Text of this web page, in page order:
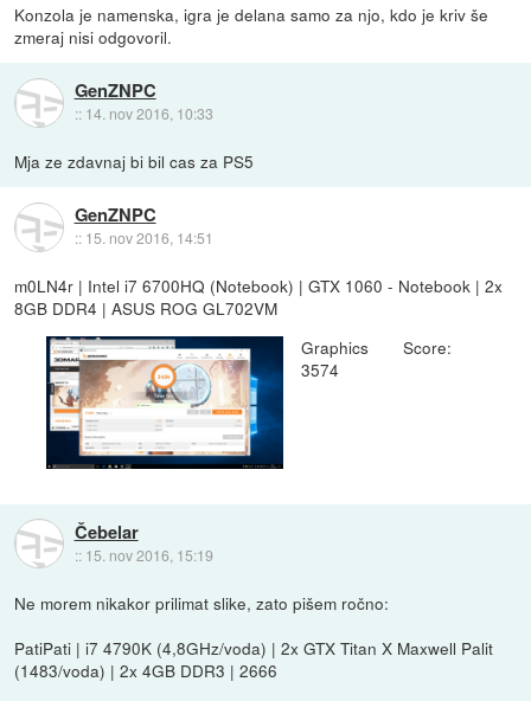
Konzola je namenska, igra je delana samo za njo, kdo je kriv še
zmeraj nisi odgovoril.
GenZNPC
:: 14. nov 2016, 10:33
Mja ze zdavnaj bi bil cas za PS5
GenZNPC
:: 15. nov 2016, 14:51
m0LN4r | Intel i7 6700HQ (Notebook) | GTX 1060 - Notebook | 2x
8GB DDR4 | ASUS ROG GL702VM
Graphics Score:
3574
Čebelar
:: 15. nov 2016, 15:19
Ne morem nikakor prilimat slike, zato pišem ročno:
PatiPati | i7 4790K (4,8GHz/voda) | 2x GTX Titan X Maxwell Palit
(1483/voda) | 2x 4GB DDR3 | 2666